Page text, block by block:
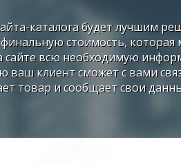
каталога будет лучшим
стоимость,
сайте всю необходимую
ваш клиент сможет с вами
товар и сообщает свои